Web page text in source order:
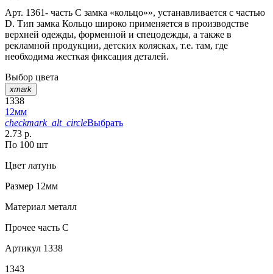
Арт. 1361- часть С замка «кольцо»», устанавливается с частью
D. Тип замка Кольцо широко применяется в производстве
верхней одежды, форменной и спецодежды, а также в
рекламной продукции, детских колясках, т.е. там, где
необходима жесткая фиксация деталей.
Выбор цвета
xmark
1338
12мм
checkmark_alt_circleВыбрать
2.73 р.
По 100 шт
Цвет латунь
Размер 12мм
Материал металл
Прочее часть С
Артикул 1338
1343